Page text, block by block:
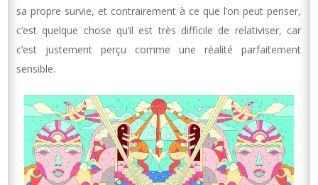
sa propre survie, et contrairement à ce que l’on peut penser,
c’est quelque chose qu’il est très difficile de relativiser, car
c’est justement perçu comme une réalité parfaitement
sensible.